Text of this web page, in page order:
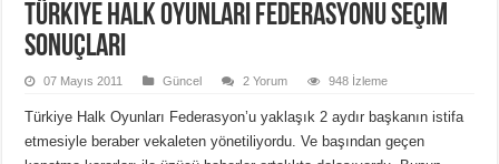
Türkiye Halk Oyunları Federasyonu Seçim
Sonuçları
07 Mayıs 2011 Güncel 2 Yorum 948 İzleme
Türkiye Halk Oyunları Federasyon’u yaklaşık 2 aydır başkanın istifa
etmesiyle beraber vekaleten yönetiliyordu. Ve başından geçen